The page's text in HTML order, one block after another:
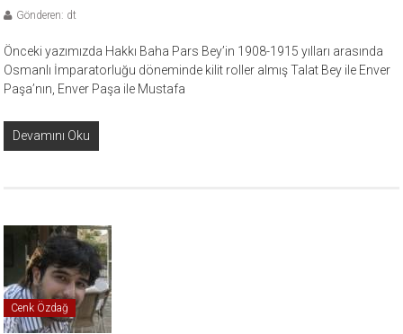
Gönderen: dt
Önceki yazımızda Hakkı Baha Pars Bey’in 1908-1915 yılları arasında
Osmanlı İmparatorluğu döneminde kilit roller almış Talat Bey ile Enver
Paşa’nın, Enver Paşa ile Mustafa
Devamını Oku
Cenk Özdağ